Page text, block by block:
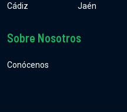
Cádiz
Jaén
Sobre Nosotros
Conócenos